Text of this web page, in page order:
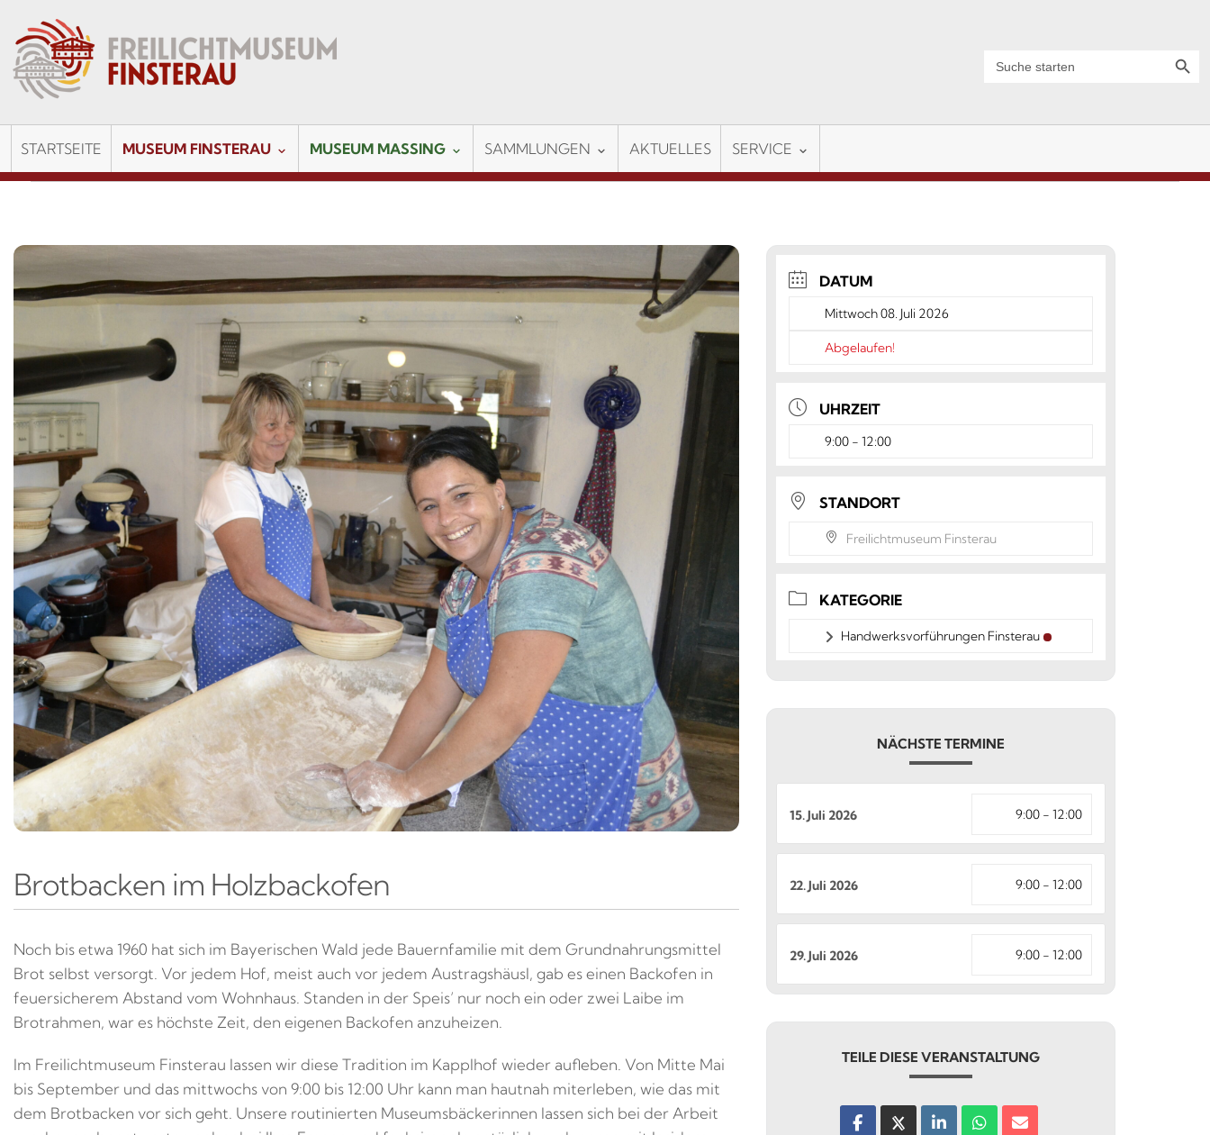
for:
STARTSEITE MUSEUM FINSTERAU MUSEUM MASSING SAMMLUNGEN AKTUELLES SERVICE
Brotbacken im Holzbackofen
Noch bis etwa 1960 hat sich im Bayerischen Wald jede Bauernfamilie mit dem Grundnahrungsmittel
Brot selbst versorgt. Vor jedem Hof, meist auch vor jedem Austragshäusl, gab es einen Backofen in
feuersicherem Abstand vom Wohnhaus. Standen in der Speis’ nur noch ein oder zwei Laibe im
Brotrahmen, war es höchste Zeit, den eigenen Backofen anzuheizen.
Im Freilichtmuseum Finsterau lassen wir diese Tradition im Kapplhof wieder aufleben. Von Mitte Mai
bis September und das mittwochs von 9:00 bis 12:00 Uhr kann man hautnah miterleben, wie das mit
dem Brotbacken vor sich geht. Unsere routinierten Museumsbäckerinnen lassen sich bei der Arbeit
DATUM
Mittwoch 08. Juli 2026
Abgelaufen!
UHRZEIT
9:00 - 12:00
STANDORT
Freilichtmuseum Finsterau
KATEGORIE
Handwerksvorführungen Finsterau
NÄCHSTE TERMINE
15. Juli 2026 9:00 - 12:00
22. Juli 2026 9:00 - 12:00
29. Juli 2026 9:00 - 12:00
TEILE DIESE VERANSTALTUNG